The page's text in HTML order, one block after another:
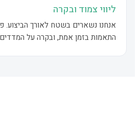
ליווי צמוד ובקרה
אנחנו נשארים בשטח לאורך הביצוע.
התאמות בזמן אמת, ובקרה על